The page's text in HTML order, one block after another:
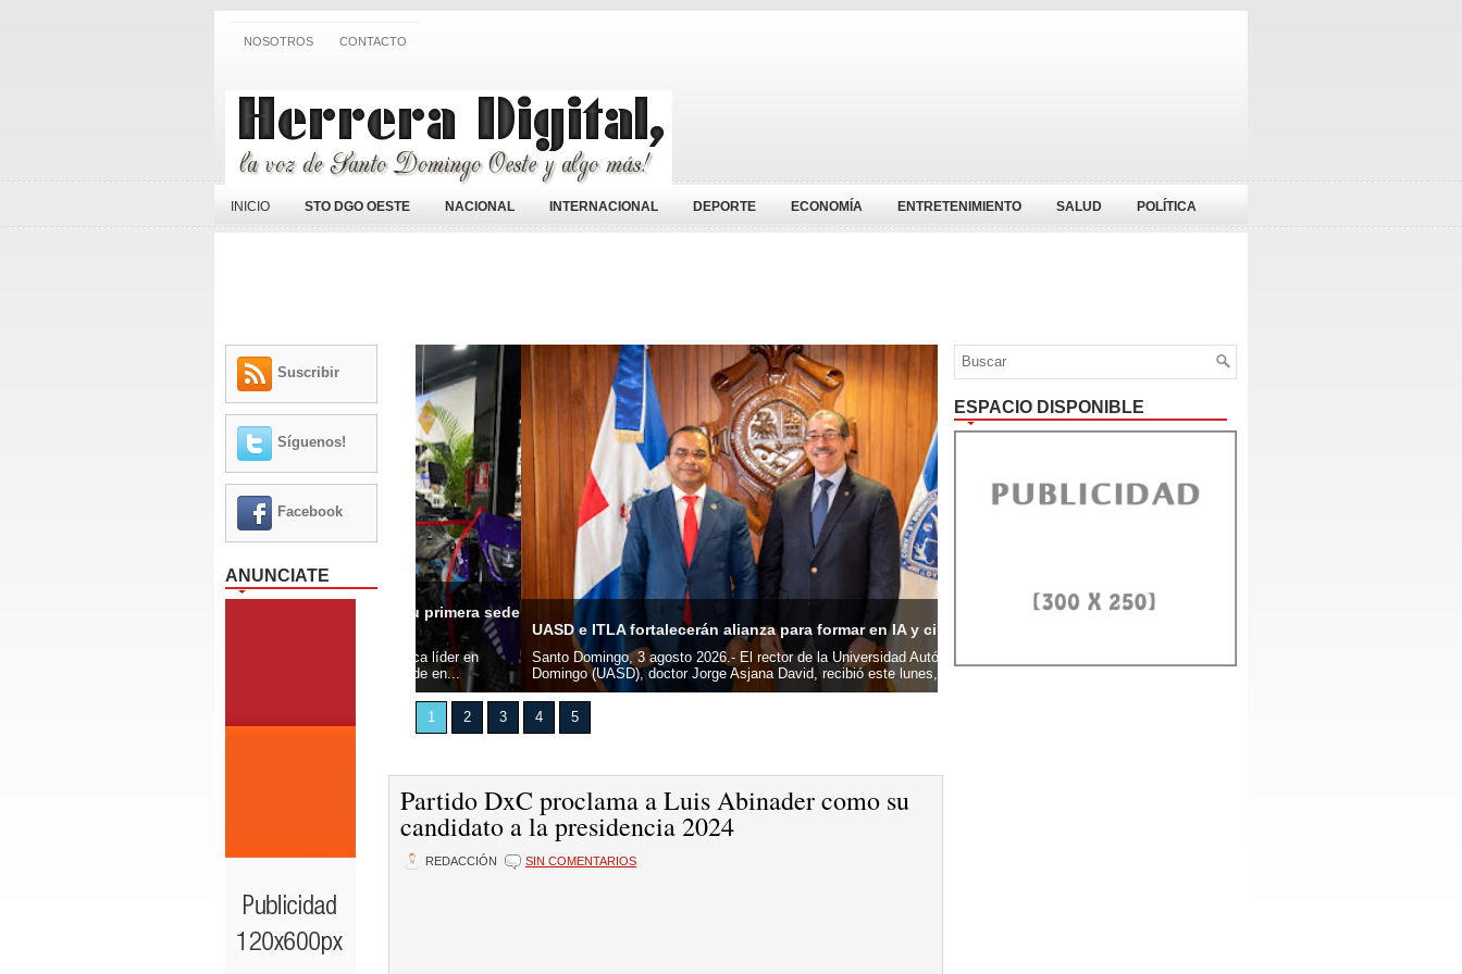
NOSOTROS CONTACTO
INICIO STO DGO OESTE NACIONAL INTERNACIONAL DEPORTE ECONOMÍA ENTRETENIMIENTO SALUD POLÍTICA
Suscribir
Síguenos!
Facebook
ANUNCIATE
UASD e ITLA fortalecerán alianza para formar en IA y ciberseguridad
Santo Domingo, 3 agosto 2026.- El rector de la Universidad Autónoma de Santo
Domingo (UASD), doctor Jorge Asjana David, recibió este lunes,...
Comunidad CEO Inmobiliario RD celebra segundo aniversario con
1 2 3 4 5
Partido DxC proclama a Luis Abinader como su
candidato a la presidencia 2024
REDACCIÓN SIN COMENTARIOS
ESPACIO DISPONIBLE